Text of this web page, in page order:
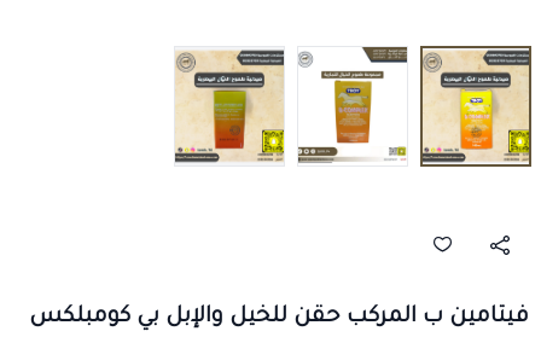
فيتامين ب المركب حقن للخيل والإبل بي كومبلكس